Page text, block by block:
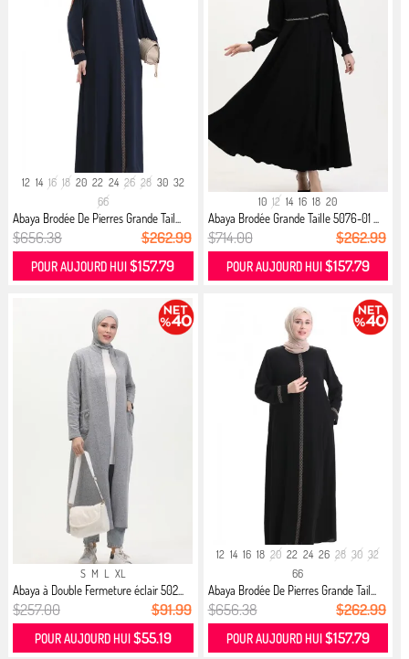
12 14 16 18 20 22 24 26 28 30 32
66
Abaya Brodée De Pierres Grande Tail...
$656.38 $262.99
POUR AUJOURD HUI$157.79
10 12 14 16 18 20
Abaya Brodée Grande Taille 5076-01 ...
$714.00 $262.99
POUR AUJOURD HUI $157.79
S M L XL
Abaya à Double Fermeture éclair 502...
$257.00 $91.99
POUR AUJOURD HUI $55.19
12 14 16 18 20 22 24 26 28 30 32
66
Abaya Brodée De Pierres Grande Tail...
$656.38 $262.99
POUR AUJOURD HUI $157.79